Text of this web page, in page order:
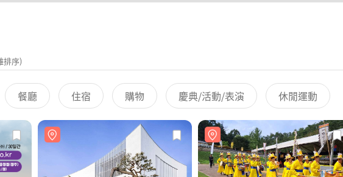
排序)
餐廳 住宿 購物 慶典/活動/表演 休閒運動